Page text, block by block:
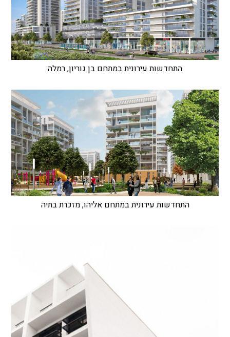
התחדשות עירונית במתחם בן גוריון, רמלה
התחדשות עירונית במתחם אליהו, מזכרת בתיה